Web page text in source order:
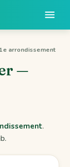
arrondissement
—
.